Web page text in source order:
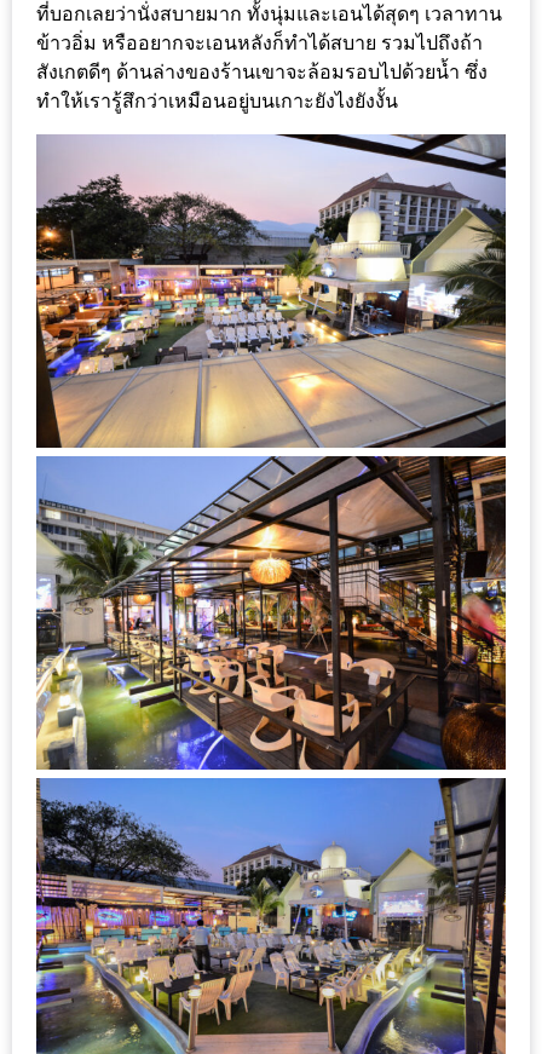
EVENT
ที่
ต้อง
ห้าม
พลาด
สำหรับ
ฤดู
หนาว
นี้
กับ
PING
FAI
FESTIVAL
–
ช็อป
ฟิน
กิน
เพลิน
HFG
E-
NEWS
GAME
(SABAI
SEAFOOD)
HOMEPRO
FAIR
2017
เชียงใหม่
ที่บอกเลยว่านั่งสบายมาก ทั้งนุ่มและเอนได้สุดๆ เวลาทาน
ข้าวอิ่ม หรืออยากจะเอนหลังก็ทำได้สบาย รวมไปถึงถ้า
สังเกตดีๆ ด้านล่างของร้านเขาจะล้อมรอบไปด้วยน้ำ ซึ่ง
ทำให้เรารู้สึกว่าเหมือนอยู่บนเกาะยังไงยังงั้น